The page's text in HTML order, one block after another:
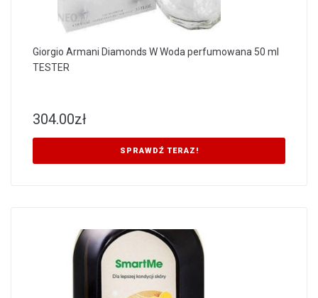
Giorgio Armani Diamonds W Woda perfumowana 50 ml
TESTER
304.00zł
SPRAWDŹ TERAZ!